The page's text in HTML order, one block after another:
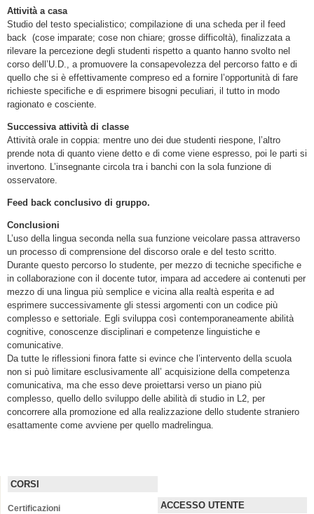
Attività a casa
Studio del testo specialistico; compilazione di una scheda per il feed
back (cose imparate; cose non chiare; grosse difficoltà), finalizzata a
rilevare la percezione degli studenti rispetto a quanto hanno svolto nel
corso dell’U.D., a promuovere la consapevolezza del percorso fatto e di
quello che si è effettivamente compreso ed a fornire l’opportunità di fare
richieste specifiche e di esprimere bisogni peculiari, il tutto in modo
ragionato e cosciente.
Successiva attività di classe
Attività orale in coppia: mentre uno dei due studenti riespone, l’altro
prende nota di quanto viene detto e di come viene espresso, poi le parti si
invertono. L’insegnante circola tra i banchi con la sola funzione di
osservatore.
Feed back conclusivo di gruppo.
Conclusioni
L’uso della lingua seconda nella sua funzione veicolare passa attraverso
un processo di comprensione del discorso orale e del testo scritto.
Durante questo percorso lo studente, per mezzo di tecniche specifiche e
in collaborazione con il docente tutor, impara ad accedere ai contenuti per
mezzo di una lingua più semplice e vicina alla realtà esperita e ad
esprimere successivamente gli stessi argomenti con un codice più
complesso e settoriale. Egli sviluppa così contemporaneamente abilità
cognitive, conoscenze disciplinari e competenze linguistiche e
comunicative.
Da tutte le riflessioni finora fatte si evince che l’intervento della scuola
non si può limitare esclusivamente all’ acquisizione della competenza
comunicativa, ma che esso deve proiettarsi verso un piano più
complesso, quello dello sviluppo delle abilità di studio in L2, per
concorrere alla promozione ed alla realizzazione dello studente straniero
esattamente come avviene per quello madrelingua.
CORSI
Certificazioni ACCESSO UTENTE